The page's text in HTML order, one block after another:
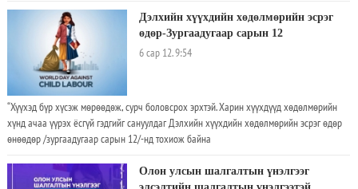
холбогдлыг олон нийтэд таниулах, геологийн аялал жуулчлалыг хөгжүүлэх замаар
орон нутгийн тогтвортой хөгжилд хувь нэмэр оруулах зорилго бүхий Дэлхийн
геопаркуудын хөтөлбөрийг 2015 оноос хэрэгжүүлж эхэлсэн. Монгол Улс 2018 оноос
энэхүү хөтөлбөрт хамрагдах бэлтгэл ажлыг эхлүүлж, геопарк болгон хөгжүүлэх
боломжтой газар нутгийг тодорхойлон судалж, ЮНЕСКО-ийн олон улсын
экспертүүдийн зөвлөмжийн дагуу ажиллаж байна. Дэлхийн туршлагаас харахад
геопаркууд нь геологийн өвийг хамгаалахаас гадна аялал жуулчлалыг хөгжүүлэх,
орон нутгийн жижиг, дунд бизнесийг дэмжих, ажлын байр бий болгох, иргэдийн
амьжиргааг дээшлүүлэх замаар тогтвортой хөгжилд бодит хувь нэмэр оруулдаг. Энэ
газрууд, Ханбогдын массив болон түүний орчмын геологи, палеонтологи, соёлын өвд
Дэлхийн хүүхдийн хөдөлмөрийн эсрэг
өдөр-Зургаадугаар сарын 12
6 сар 12. 9:54
“Хүүхэд бүр хүсэж мөрөөдөж, сурч боловсрох эрхтэй. Харин хүүхдүүд хөдөлмөрийн
хүнд ачаа үүрэх ёсгүй гэдгийг сануулдаг Дэлхийн хүүхдийн хөдөлмөрийн эсрэг өдөр
өнөөдөр /зургаадугаар сарын 12/-нд тохиож байна
Олон улсын шалгалтын үнэлгээг